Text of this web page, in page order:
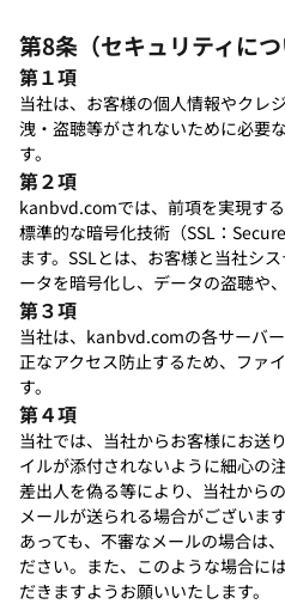
第8条（セキュリティにつ
第１項
当社は、お客様の個人情報やクレ
洩・盗聴等がされないために必要
す。
第２項
kanbvd.comでは、前項を実現す
標準的な暗号化技術（SSL：
ます。SSLとは、お客様と当社シ
ータを暗号化し、データの盗聴や
第３項
当社は、kanbvd.comの各サーバ
正なアクセス防止するため、ファ
す。
第４項
当社では、当社からお客様にお送
イルが添付されないように細心の
差出人を偽る等により、当社から
メールが送られる場合がございま
あっても、不審なメールの場合は
ださい。また、このような場合に
だきますようお願いいたします。